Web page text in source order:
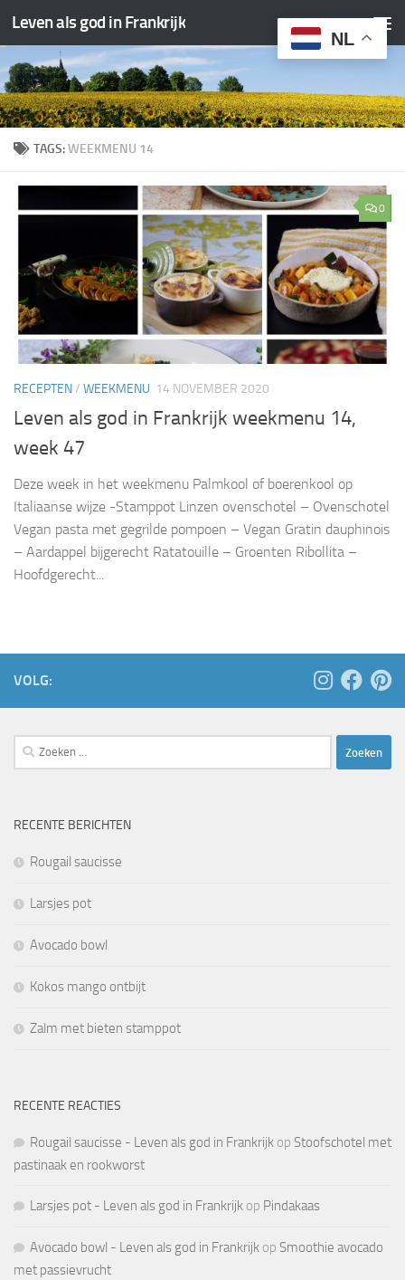
Doorgaan naar inhoud
Leven als god in Frankrijk
TAGS:WEEKMENU 14
0
RECEPTEN/ WEEKMENU 14 NOVEMBER 2020
Leven als god in Frankrijk weekmenu 14,
week 47
Deze week in het weekmenu Palmkool of boerenkool op
Italiaanse wijze -Stamppot Linzen ovenschotel – Ovenschotel
Vegan pasta met gegrilde pompoen – Vegan Gratin dauphinois
– Aardappel bijgerecht Ratatouille – Groenten Ribollita –
Hoofdgerecht...
VOLG:
Zoeken
naar:
RECENTE BERICHTEN
Rougail saucisse
Larsjes pot
Avocado bowl
Kokos mango ontbijt
Zalm met bieten stamppot
RECENTE REACTIES
Rougail saucisse - Leven als god in Frankrijk op Stoofschotel met
pastinaak en rookworst
Larsjes pot - Leven als god in Frankrijk op Pindakaas
Avocado bowl - Leven als god in Frankrijk op Smoothie avocado
met passievrucht
NL